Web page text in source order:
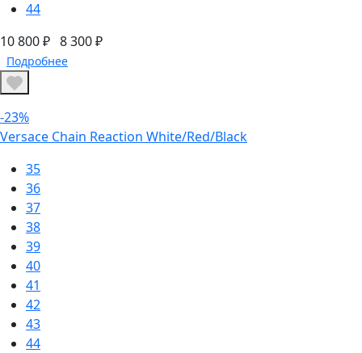
44
10 800 ₽ 8 300 ₽
Подробнее
-23%
Versace Chain Reaction White/Red/Black
35
36
37
38
39
40
41
42
43
44